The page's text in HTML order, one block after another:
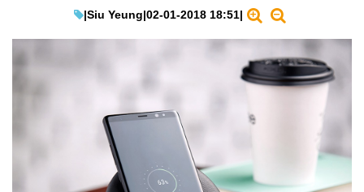
教學評測
生成式AI與雲端應用
Enterprise Digital Transformation
|Siu Yeung|02-01-2018 18:51|